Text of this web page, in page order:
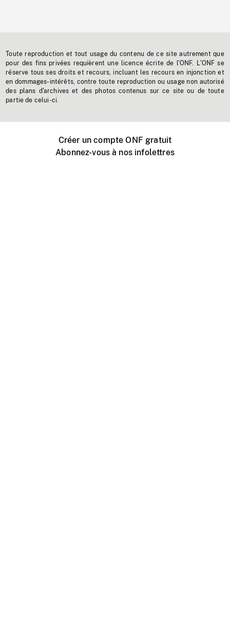
Toute reproduction et tout usage du contenu de ce site autrement que
pour des fins privées requièrent une licence écrite de l'ONF. L'ONF se
réserve tous ses droits et recours, incluant les recours en injonction et
en dommages-intérêts, contre toute reproduction ou usage non autorisé
des plans d'archives et des photos contenus sur ce site ou de toute
partie de celui-ci.
Créer un compte ONF gratuit
Abonnez-vous à nos infolettres